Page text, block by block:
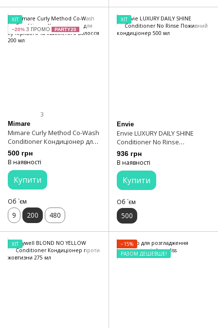
ХІТ
−20% З ПРОМО PARTY20
3
Mimare
Mimare Curly Method Co-Wash
Conditioner Кондиціонер для
кучерявого та хвилястого
волосся 200 мл
500 грн
В наявності
Купити
Об `єм
9 200 480
ХІТ
Envie
Envie LUXURY DAILY SHINE
Conditioner No Rinse
Поживний кондиціонер 500
мл
936 грн
В наявності
Купити
Об `єм
500
ХІТ
−15%
РАЗОМ ДЕШЕВШЕ!